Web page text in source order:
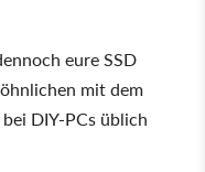
eure SSD
mit dem
DIY-PCs üblich